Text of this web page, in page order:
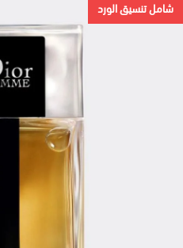
شامل تنسيق الورد